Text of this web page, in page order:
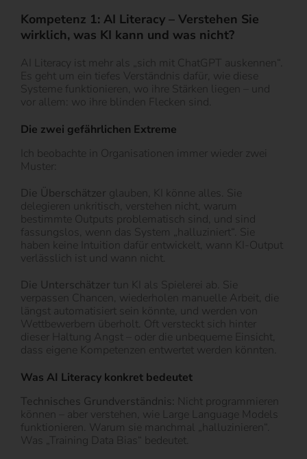
Kompetenz 1: AI Literacy – Verstehen Sie
wirklich, was KI kann und was nicht?
AI Literacy ist mehr als „sich mit ChatGPT auskennen“.
Es geht um ein tiefes Verständnis dafür, wie diese
Systeme funktionieren, wo ihre Stärken liegen – und
vor allem: wo ihre blinden Flecken sind.
Die zwei gefährlichen Extreme
Ich beobachte in Organisationen immer wieder zwei
Muster:
Die Überschätzer glauben, KI könne alles. Sie
delegieren unkritisch, verstehen nicht, warum
bestimmte Outputs problematisch sind, und sind
fassungslos, wenn das System „halluziniert“. Sie
haben keine Intuition dafür entwickelt, wann KI-Output
verlässlich ist und wann nicht.
Die Unterschätzer tun KI als Spielerei ab. Sie
verpassen Chancen, wiederholen manuelle Arbeit, die
längst automatisiert sein könnte, und werden von
Wettbewerbern überholt. Oft versteckt sich hinter
dieser Haltung Angst – oder die unbequeme Einsicht,
dass eigene Kompetenzen entwertet werden könnten.
Was AI Literacy konkret bedeutet
Technisches Grundverständnis: Nicht programmieren
können – aber verstehen, wie Large Language Models
funktionieren. Warum sie manchmal „halluzinieren“.
Was „Training Data Bias“ bedeutet.